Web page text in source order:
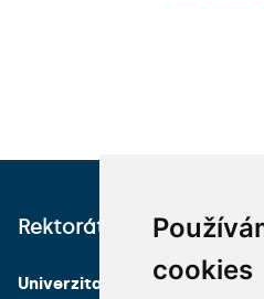
cookies
Rektorát
Univerzita Karlova